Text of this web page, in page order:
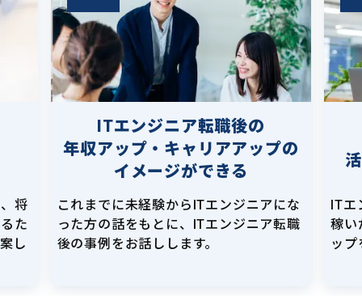
将
た
し
ITエンジニア転職後の
年収アップ・キャリアアップの
イメージができる
これまでに未経験からITエンジニアにな
った方の話をもとに、ITエンジニア転職
後の事例をお話しします。
IT
稼い
ップ